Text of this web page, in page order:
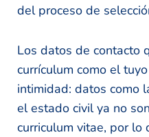
del proceso de
Los datos de contacto
currículum como el
intimidad: datos como
el estado civil ya no
curriculum vitae, por lo